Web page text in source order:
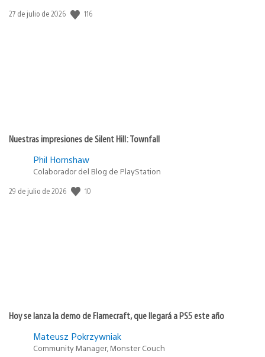
Fecha
27 de julio de 2026 116
Nuestras impresiones de Silent Hill: Townfall
Phil Hornshaw
Colaborador del Blog de PlayStation
Fecha
29 de julio de 2026 10
Hoy se lanza la demo de Flamecraft, que llegará a PS5 este año
Mateusz Pokrzywniak
Community Manager, Monster Couch